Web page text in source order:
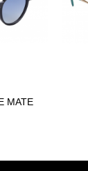
MATE